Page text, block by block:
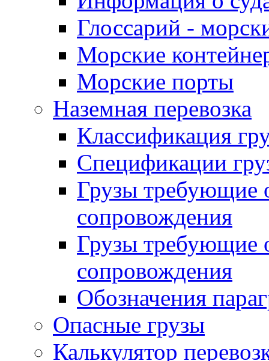
Глоссарий -
Морские
Морские порты
Наземная перевозка
Классификация
Спецификации
Грузы требующие
сопровождения
Грузы требующие
сопровождения
Обозначения
Опасные грузы
Калькулятор